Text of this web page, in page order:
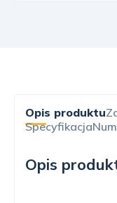
Opis produktu
Specyfikacja
Opis